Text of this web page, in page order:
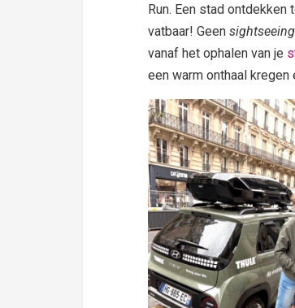
Run. Een stad
vatbaar! Geen sightseeing
vanaf het ophalen van je
een warm onthaal